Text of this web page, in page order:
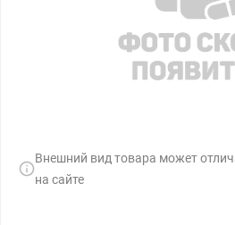
Внешний вид товара может
на сайте